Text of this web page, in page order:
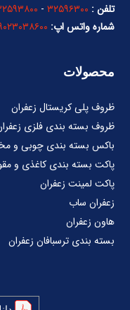
تلفن : ۳۲۵۹۶۳۰۰ -
شماره واتس اپ:
محصولات
ظروف پلی کریستال زعفران
ظروف بسته بندی فلزی
باکس بسته بندی چوبی و
پاکت بسته بندی کاغذی و
پاکت لمینت زعفران
زعفران ساب
هاون زعفران
بسته بندی ترسبافان زعفران